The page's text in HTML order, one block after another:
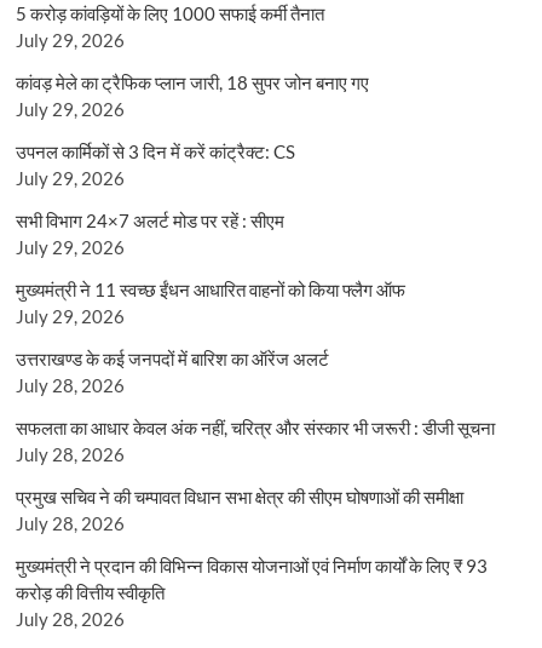
5 करोड़ कांवड़ियों के लिए 1000 सफाई कर्मी तैनात
July 29, 2026
कांवड़ मेले का ट्रैफिक प्लान जारी, 18 सुपर जोन बनाए गए
July 29, 2026
उपनल कार्मिकों से 3 दिन में करें कांट्रैक्ट: CS
July 29, 2026
सभी विभाग 24×7 अलर्ट मोड पर रहें : सीएम
July 29, 2026
मुख्यमंत्री ने 11 स्वच्छ ईंधन आधारित वाहनों को किया फ्लैग ऑफ
July 29, 2026
उत्तराखण्ड के कई जनपदों में बारिश का ऑरेंज अलर्ट
July 28, 2026
सफलता का आधार केवल अंक नहीं, चरित्र और संस्कार भी जरूरी : डीजी सूचना
July 28, 2026
प्रमुख सचिव ने की चम्पावत विधान सभा क्षेत्र की सीएम घोषणाओं की समीक्षा
July 28, 2026
मुख्यमंत्री ने प्रदान की विभिन्न विकास योजनाओं एवं निर्माण कार्यों के लिए ₹ 93
करोड़ की वित्तीय स्वीकृति
July 28, 2026